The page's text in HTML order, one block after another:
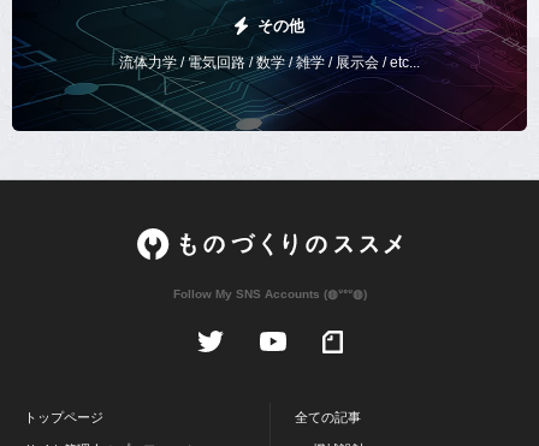
その他
流体力学 / 電気回路 / 数学 / 雑学 / 展示会 / etc...
Follow My SNS Accounts (◍ᐡᐤᐡ◍)
トップページ 全ての記事